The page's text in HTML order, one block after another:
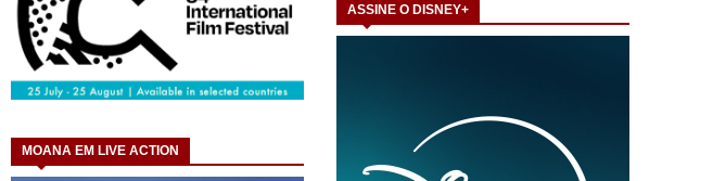
MOANA EM LIVE ACTION
ASSINE O DISNEY+